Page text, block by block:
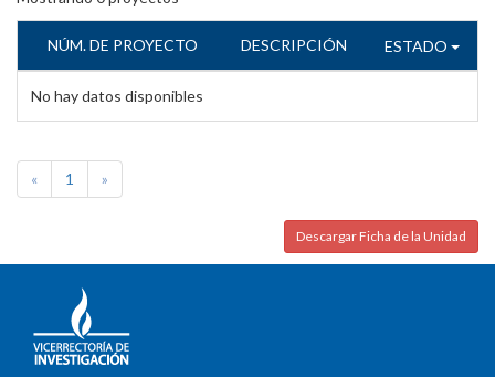
NÚM. DE PROYECTO DESCRIPCIÓN ESTADO
No hay datos disponibles
« 1 »
Descargar Ficha de la Unidad